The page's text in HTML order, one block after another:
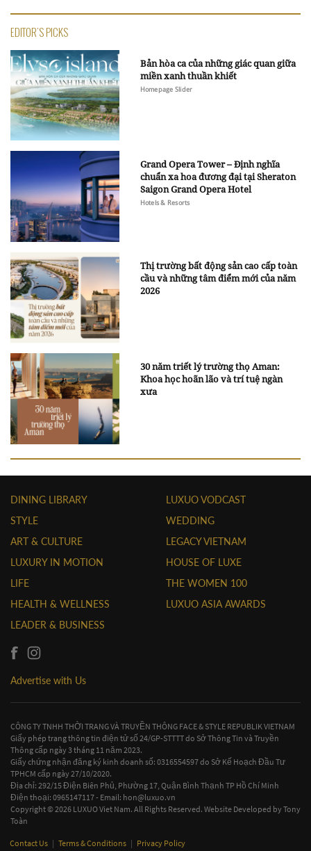
EDITOR'S PICKS
Bản hòa ca của những giác quan giữa
miền xanh thuần khiết
Homepage Slider
Grand Opera Tower – Định nghĩa
chuẩn xa hoa đương đại tại Sheraton
Saigon Grand Opera Hotel
Hotels & Resorts
Thị trường bất động sản cao cấp toàn
cầu và những tâm điểm mới của năm
2026
30 năm triết lý trường thọ Aman:
Khoa học hoãn lão và trí tuệ ngàn
xưa
DINING LIBRARY
STYLE
ART & CULTURE
LUXURY IN MOTION
LIFE
HEALTH & WELLNESS
LEADER & BUSINESS
LUXUO VODCAST
WEDDING
LEGACY VIETNAM
HOUSE OF LUXE
THE WOMEN 100
LUXUO ASIA AWARDS
Advertise with Us
CÔNG TY TNHH THỜI TRANG VÀ TRUYỀN THÔNG FACE & STYLE REPUBLIK VIETNAM
Giấy phép trang thông tin điện tử số 24/GP-STTTT do Sở Thông Tin và Truyền
Thông cấp ngày 3 tháng 11 năm 2023.
Giấy chứng nhận đăng ký kinh doanh số: 0316554597 do Sở Kế Hoạch Đầu Tư
TPHCM cấp ngày 27/10/2020.
Địa chỉ: 292/15 Điện Biên Phủ, Phường 17, Quận Bình Thạnh TP Hồ Chí Minh
Điện thoại: 0965147117 - Email: hon@luxuo.vn
Copyright © 2026 LUXUO Viet Nam. All Rights Reserved. Website Developed byTony
Toàn
Contact Us | Terms & Conditions | Privacy Policy